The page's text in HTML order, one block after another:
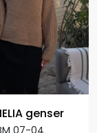
genser
07-04